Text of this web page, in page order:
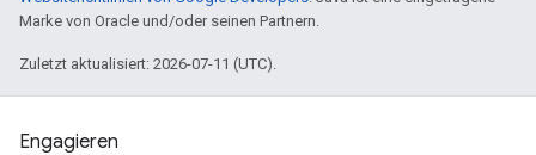
Marke von Oracle und/oder seinen Partnern.
Zuletzt aktualisiert: 2026-07-11 (UTC).
Engagieren